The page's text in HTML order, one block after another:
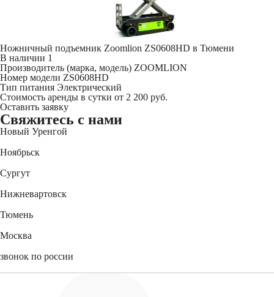
Ножничный подъемник Zoomlion ZS0608HD в Тюмени
В наличии 1
Производитель (марка, модель) ZOOMLION
Номер модели ZS0608HD
Тип питания Электрический
Стоимость аренды в сутки от 2 200 руб.
Оставить заявку
Свяжитесь с нами
Новый Уренгой
Ноябрьск
Сургут
Нижневартовск
Тюмень
Москва
звонок по россии